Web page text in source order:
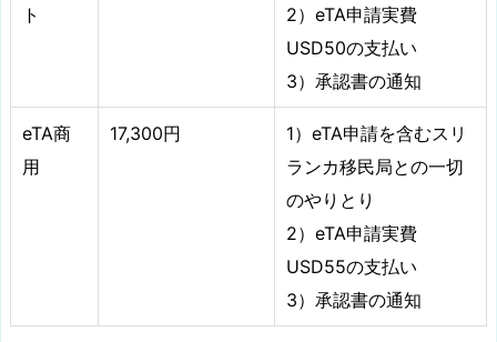
ト
2）eTA申請実費
USD50の支払い
3）承認書の通知
eTA商
用
17,300円
1）eTA申請を含むスリ
ランカ移民局との一切
のやりとり
2）eTA申請実費
USD55の支払い
3）承認書の通知